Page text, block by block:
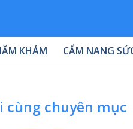
KHÁM CẨM NANG
cùng chuyên mục